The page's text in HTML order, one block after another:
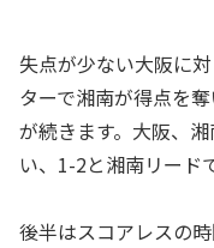
失点が少ない大阪に
ターで湘南が得点を
が続きます。大阪、
い、1-2と湘南リード
後半はスコアレスの